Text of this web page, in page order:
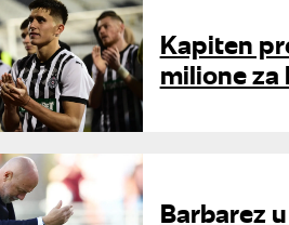
Kapiten
milione za
Barbarez